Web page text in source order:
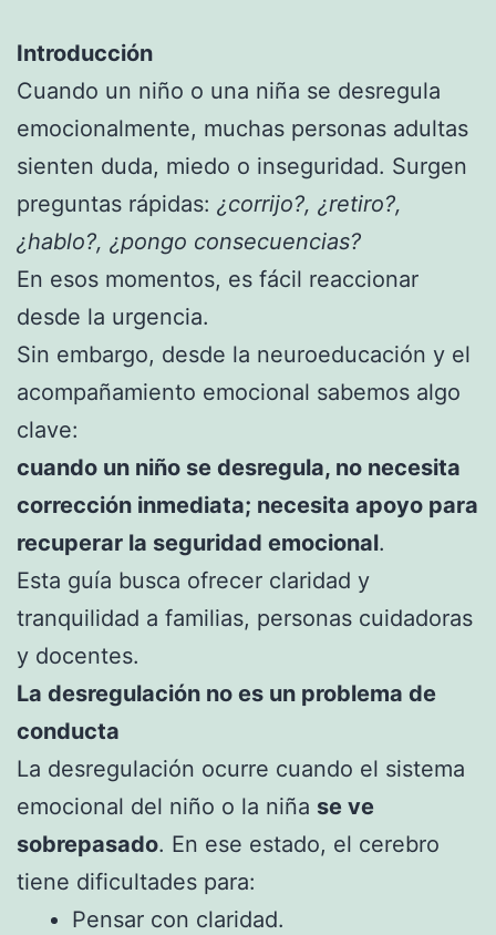
Introducción
Cuando un niño o una niña se desregula
emocionalmente, muchas personas adultas
sienten duda, miedo o inseguridad. Surgen
preguntas rápidas: ¿corrijo?, ¿retiro?,
¿hablo?, ¿pongo consecuencias?
En esos momentos, es fácil reaccionar
desde la urgencia.
Sin embargo, desde la neuroeducación y el
acompañamiento emocional sabemos algo
clave:
cuando un niño se desregula, no necesita
corrección inmediata; necesita apoyo para
recuperar la seguridad emocional.
Esta guía busca ofrecer claridad y
tranquilidad a familias, personas cuidadoras
y docentes.
La desregulación no es un problema de
conducta
La desregulación ocurre cuando el sistema
emocional del niño o la niña se ve
sobrepasado. En ese estado, el cerebro
tiene dificultades para:
Pensar con claridad.